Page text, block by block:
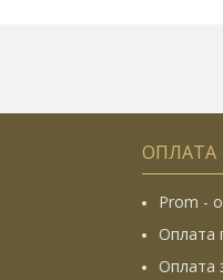
ОПЛАТА
Prom -
Оплата
Оплата